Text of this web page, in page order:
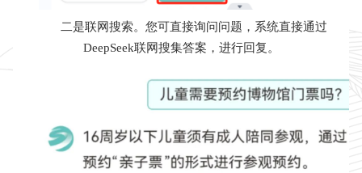
二是联网搜索。您可直接询问问题，系统直接通过
DeepSeek联网搜集答案，进行回复。